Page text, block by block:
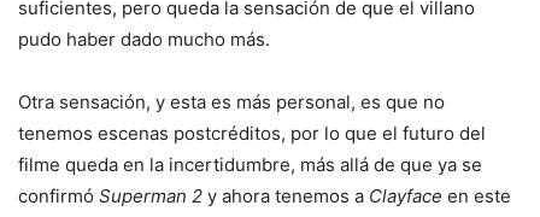
suficientes, pero queda la sensación de que el villano
pudo haber dado mucho más.
Otra sensación, y esta es más personal, es que no
tenemos escenas postcréditos, por lo que el futuro del
filme queda en la incertidumbre, más allá de que ya se
confirmó Superman 2 y ahora tenemos a Clayface en este